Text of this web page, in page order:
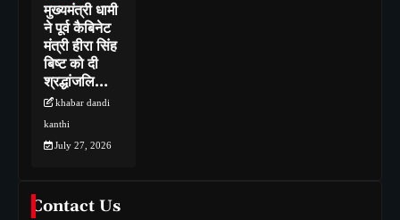
मुख्यमंत्री धामी
ने पूर्व कैबिनेट
मंत्री हीरा सिंह
बिष्ट को दी
श्रद्धांजलि…
khabar dandi
kanthi
July 27, 2026
Contact Us